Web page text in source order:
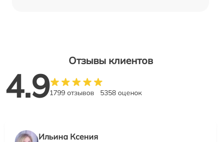
Отзывы клиентов
4.91799 отзывов 5358 оценок
Ильина Ксения